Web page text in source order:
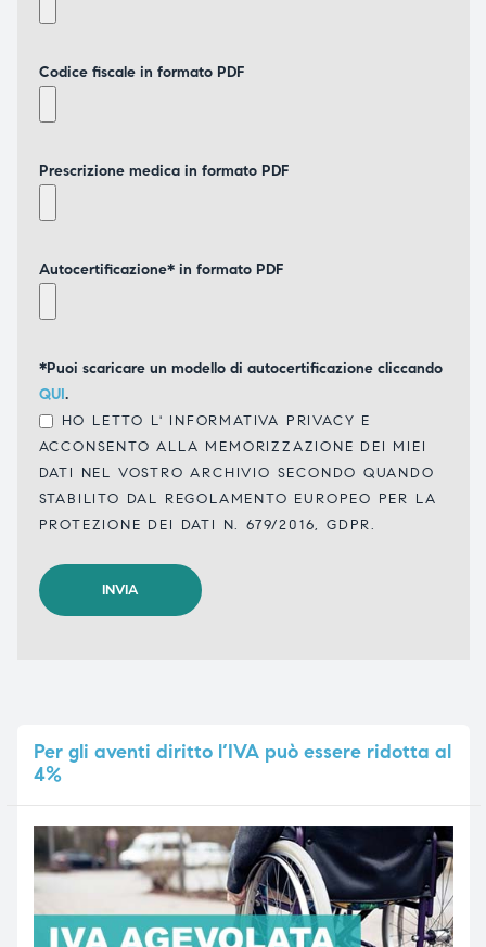
Codice fiscale in formato PDF
Prescrizione medica in formato PDF
Autocertificazione* in formato PDF
*Puoi scaricare un modello di autocertificazione cliccando
QUI.
HO LETTO L' INFORMATIVA PRIVACY E
ACCONSENTO ALLA MEMORIZZAZIONE DEI MIEI
DATI NEL VOSTRO ARCHIVIO SECONDO QUANDO
STABILITO DAL REGOLAMENTO EUROPEO PER LA
PROTEZIONE DEI DATI N. 679/2016, GDPR.
Pergli aventi diritto l’IVA può essere ridotta al
4%